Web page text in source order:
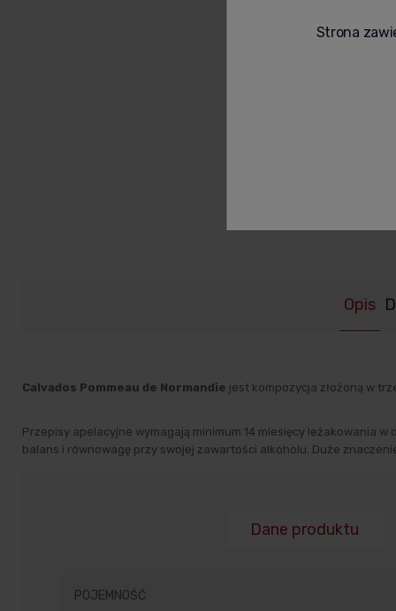
Opis
Calvados Pommeau de Normandie jest kompozycja złożoną w
Przepisy apelacyjne wymagają minimum 14 miesięcy leżakowania
balans i równowagę przy swojej zawartości alkoholu. Duże
Dane produktu
POJEMNOŚĆ
Strona